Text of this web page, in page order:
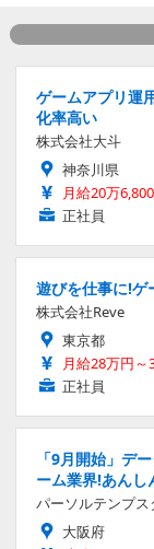
ゲームアプリ運
化率高い
株式会社大斗
神奈川県
月給20万
正社員
遊びを仕事に!
株式会社Reve
東京都
月給28万円～
正社員
「9月開始」デ
ーム業界!あんし
パーソルテンプ
大阪府